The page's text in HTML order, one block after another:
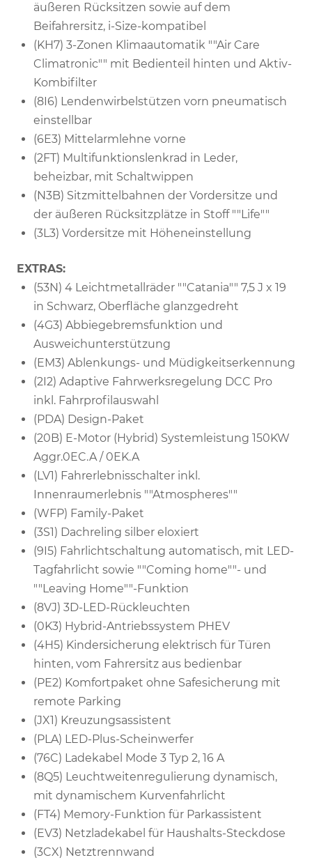
äußeren Rücksitzen sowie auf dem
Beifahrersitz, i-Size-kompatibel
(KH7) 3-Zonen Klimaautomatik ""Air Care
Climatronic"" mit Bedienteil hinten und Aktiv-
Kombifilter
(8I6) Lendenwirbelstützen vorn pneumatisch
einstellbar
(6E3) Mittelarmlehne vorne
(2FT) Multifunktionslenkrad in Leder,
beheizbar, mit Schaltwippen
(N3B) Sitzmittelbahnen der Vordersitze und
der äußeren Rücksitzplätze in Stoff ""Life""
(3L3) Vordersitze mit Höheneinstellung
EXTRAS:
(53N) 4 Leichtmetallräder ""Catania"" 7,5 J x 19
in Schwarz, Oberfläche glanzgedreht
(4G3) Abbiegebremsfunktion und
Ausweichunterstützung
(EM3) Ablenkungs- und Müdigkeitserkennung
(2I2) Adaptive Fahrwerksregelung DCC Pro
inkl. Fahrprofilauswahl
(PDA) Design-Paket
(20B) E-Motor (Hybrid) Systemleistung 150KW
Aggr.0EC.A / 0EK.A
(LV1) Fahrerlebnisschalter inkl.
Innenraumerlebnis ""Atmospheres""
(WFP) Family-Paket
(3S1) Dachreling silber eloxiert
(9I5) Fahrlichtschaltung automatisch, mit LED-
Tagfahrlicht sowie ""Coming home""- und
""Leaving Home""-Funktion
(8VJ) 3D-LED-Rückleuchten
(0K3) Hybrid-Antriebssystem PHEV
(4H5) Kindersicherung elektrisch für Türen
hinten, vom Fahrersitz aus bedienbar
(PE2) Komfortpaket ohne Safesicherung mit
remote Parking
(JX1) Kreuzungsassistent
(PLA) LED-Plus-Scheinwerfer
(76C) Ladekabel Mode 3 Typ 2, 16 A
(8Q5) Leuchtweitenregulierung dynamisch,
mit dynamischem Kurvenfahrlicht
(FT4) Memory-Funktion für Parkassistent
(EV3) Netzladekabel für Haushalts-Steckdose
(3CX) Netztrennwand